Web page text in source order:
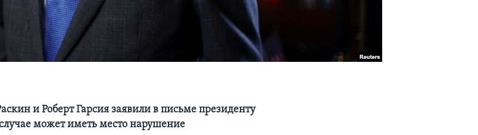
и Роберт Гарсия заявили в письме президенту
может иметь место нарушение